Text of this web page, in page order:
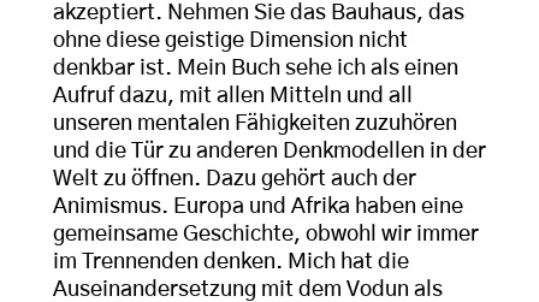
akzeptiert. Nehmen Sie das Bauhaus, das
ohne diese geistige Dimension nicht
denkbar ist. Mein Buch sehe ich als einen
Aufruf dazu, mit allen Mitteln und all
unseren mentalen Fähigkeiten zuzuhören
und die Tür zu anderen Denkmodellen in der
Welt zu öffnen. Dazu gehört auch der
Animismus. Europa und Afrika haben eine
gemeinsame Geschichte, obwohl wir immer
im Trennenden denken. Mich hat die
Auseinandersetzung mit dem Vodun als